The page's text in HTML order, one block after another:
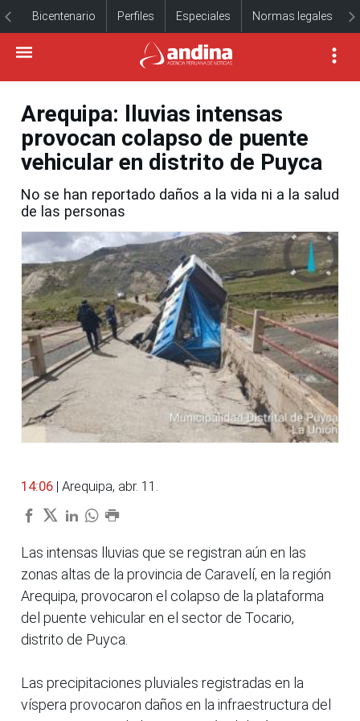
Bicentenario Perfiles Especiales Normas legales
Arequipa: lluvias intensas
provocan colapso de puente
vehicular en distrito de Puyca
No se han reportado daños a la vida ni a la salud
de las personas
14:06 | Arequipa, abr. 11.
Las intensas lluvias que se registran aún en las
zonas altas de la provincia de Caravelí, en la región
Arequipa, provocaron el colapso de la plataforma
del puente vehicular en el sector de Tocario,
distrito de Puyca.
Las precipitaciones pluviales registradas en la
víspera provocaron daños en la infraestructura del